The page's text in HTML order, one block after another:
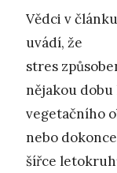
Vědci v
uvádí, že
stres
nějakou
vegetačního
nebo
šířce